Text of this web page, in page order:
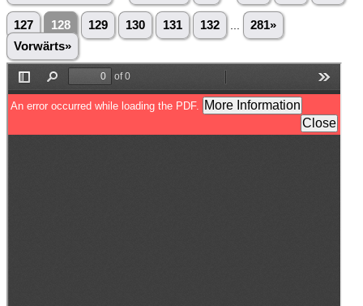
127 128 129 130 131 132
281»
Vorwärts»